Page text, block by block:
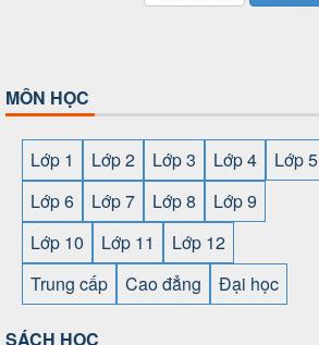
MÔN HỌC
Lớp 1 Lớp 2 Lớp 3 Lớp 4
Lớp 5
Lớp 6
Lớp 7 Lớp 8
Lớp 9
Lớp 10
Lớp 11
Lớp 12
Trung cấp
Cao đẳng Đại học
SÁCH HỌC